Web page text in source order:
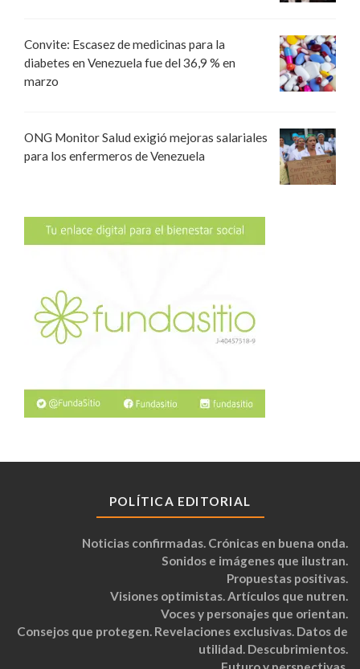
Convite: Escasez de medicinas para la
diabetes en Venezuela fue del 36,9 % en
marzo
ONG Monitor Salud exigió mejoras salariales
para los enfermeros de Venezuela
POLÍTICA EDITORIAL
Noticias confirmadas. Crónicas en buena onda.
Sonidos e imágenes que ilustran.
Propuestas positivas.
Visiones optimistas. Artículos que nutren.
Voces y personajes que orientan.
Consejos que protegen. Revelaciones exclusivas. Datos de
utilidad. Descubrimientos.